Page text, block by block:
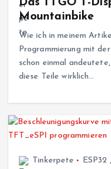
Mountainbike
Wie ich in meinem
Programmierung mit
schon einmal
diese Teile wirklich…
Tinkerpete ESP32 ,